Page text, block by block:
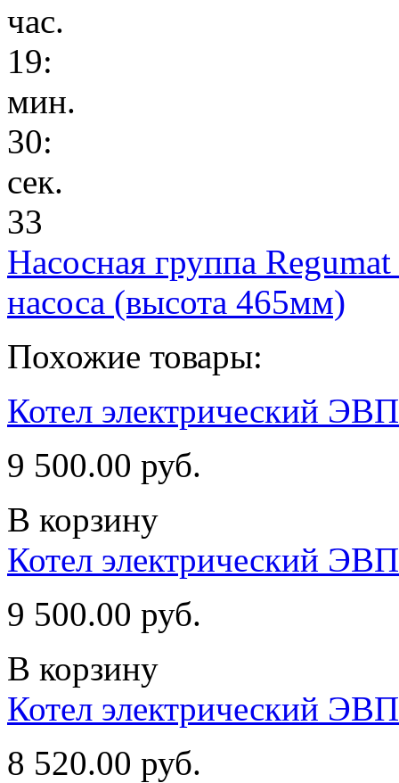
час.
19:
мин.
30:
сек.
33
Насосная группа
насоса (высота 465мм)
Похожие товары:
Котел электрический
9 500.00 руб.
В корзину
Котел электрический
9 500.00 руб.
В корзину
Котел электрический
8 520.00 руб.